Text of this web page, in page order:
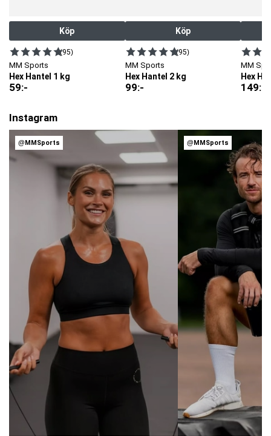
Köp
(95)
MM Sports
Hex Hantel 1 kg
59:-
Köp
(95)
MM Sports
Hex Hantel 2 kg
99:-
MM
Hex
149:-
Instagram
@MMSports @MMSports